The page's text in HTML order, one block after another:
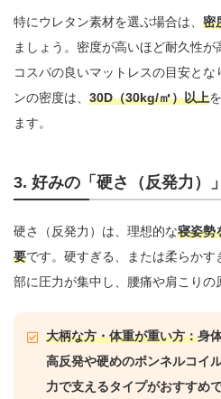
特にウレタン素材を選ぶ場合は、 密
ましょう。密度が高いほど耐久性
コスパの良いマットレスの目安と
ンの密度は、 30D（30kg/㎥）以上
ます。
3. 好みの「硬さ（反発力）
硬さ（反発力）は、理想的な寝姿勢
要です。硬すぎる、または柔らか
部に圧力が集中し、腰痛や肩こりの
大柄な方・体重が重い方：身
高反発や硬めのボンネルコイ
力で支えるタイプがおすすめで